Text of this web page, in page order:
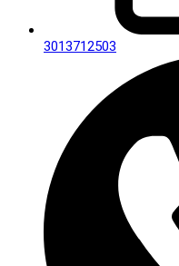
3013712503